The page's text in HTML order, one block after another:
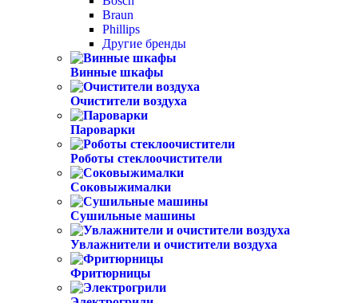
Braun
Phillips
Другие бренды
Винные шкафы
Очистители воздуха
Пароварки
Роботы стеклоочистители
Соковыжималки
Сушильные машины
Увлажнители и очистители воздуха
Фритюрницы